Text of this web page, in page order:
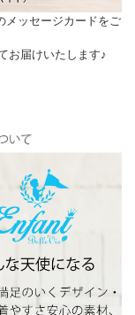
メッセージカードをご
お届けいたします♪